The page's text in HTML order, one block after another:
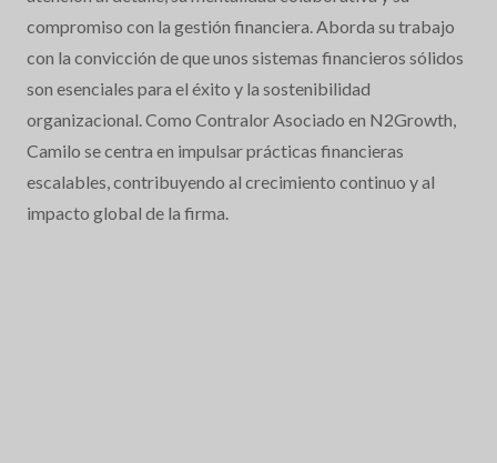
compromiso con la gestión financiera. Aborda su trabajo
con la convicción de que unos sistemas financieros sólidos
son esenciales para el éxito y la sostenibilidad
organizacional. Como Contralor Asociado en N2Growth,
Camilo se centra en impulsar prácticas financieras
escalables, contribuyendo al crecimiento continuo y al
impacto global de la firma.